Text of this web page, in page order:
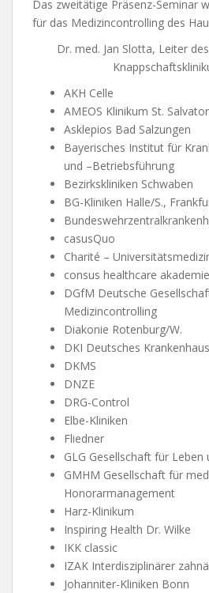
Das zweitätige Präsenz-Seminar
für das Medizincontrolling des
Dr. med. Jan Slotta, Leiter
AKH Celle
AMEOS Klinikum St.
Asklepios Bad Salzungen
Bayerisches Institut für
und –Betriebsführung
Bezirkskliniken Schwaben
BG-Kliniken Halle/S.,
casusQuo
Charité –
consus healthcare akademie
DGfM Deutsche
Medizincontrolling
Diakonie Rotenburg/W.
DKI Deutsches
DKMS
DNZE
DRG-Control
Elbe-Kliniken
Fliedner
GLG Gesellschaft für Leben
GMHM Gesellschaft für
Honorarmanagement
Harz-Klinikum
Inspiring Health Dr. Wilke
IKK classic
IZAK Interdisziplinärer
Johanniter-Kliniken Bonn